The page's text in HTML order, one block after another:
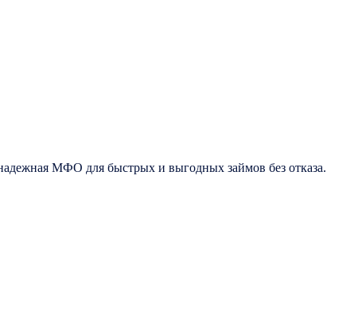
МФО для быстрых и выгодных займов без отказа.